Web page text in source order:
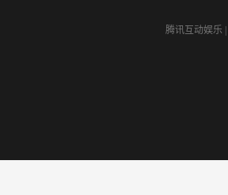
腾讯互动娱乐|